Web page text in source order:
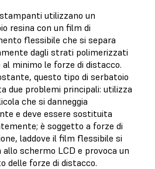
utilizzano un
resina con un film di
flessibile che si separa
dagli strati polimerizzati
al minimo le forze di distacco.
questo tipo di serbatoio
due problemi principali: utilizza
che si danneggia
e deve essere sostituita
è soggetto a forze di
laddove il film flessibile si
schermo LCD e provoca un
delle forze di distacco.